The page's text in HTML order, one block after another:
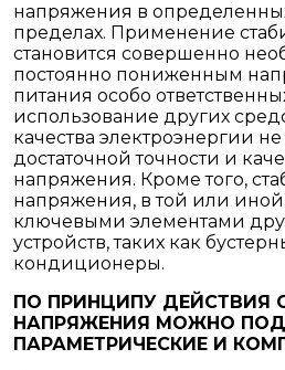
напряжения в
пределах. Применение
становится совершенно
постоянно пониженным
питания особо
использование других
качества электроэнергии
достаточной точности и
напряжения. Кроме того,
напряжения, в той или иной
ключевыми элементами
устройств, таких как
кондиционеры.
ПО ПРИНЦИПУ ДЕЙСТВИЯ
НАПРЯЖЕНИЯ МОЖНО
ПАРАМЕТРИЧЕСКИЕ И